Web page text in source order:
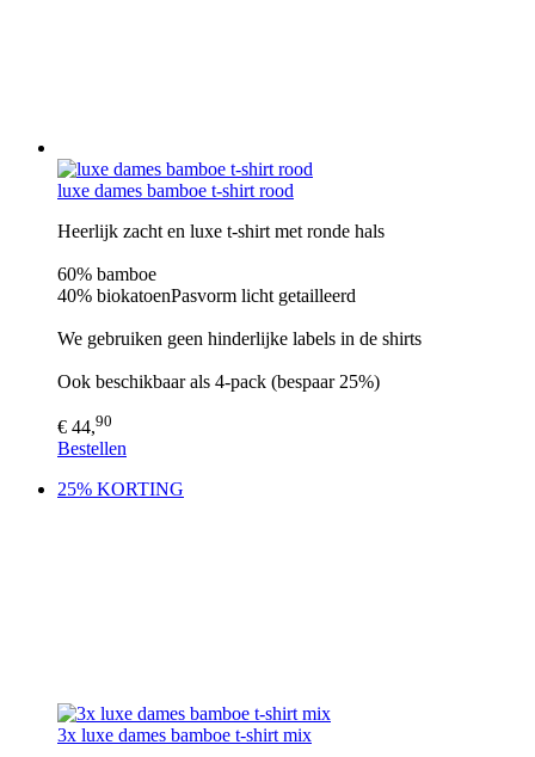
luxe dames bamboe t-shirt rood
Heerlijk zacht en luxe t-shirt met ronde hals
60% bamboe
40% biokatoenPasvorm licht getailleerd
We gebruiken geen hinderlijke labels in de shirts
Ook beschikbaar als 4-pack (bespaar 25%)
€ 44,90
Bestellen
25% KORTING
3x luxe dames bamboe t-shirt mix